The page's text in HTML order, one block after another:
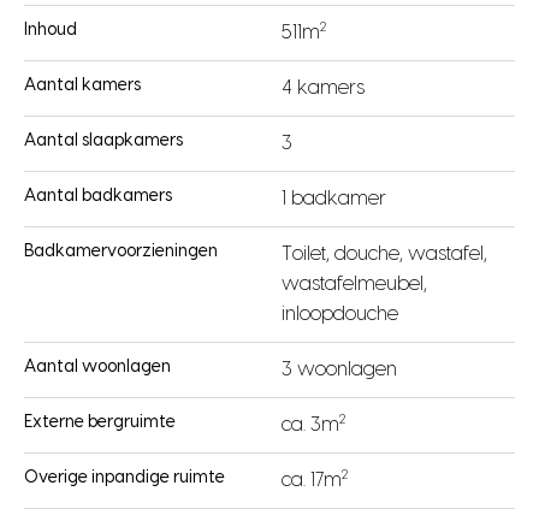
Inhoud 511m2
Aantal kamers 4 kamers
Aantal slaapkamers 3
Aantal badkamers 1 badkamer
Badkamervoorzieningen
Toilet, douche, wastafel,
wastafelmeubel,
inloopdouche
Aantal woonlagen 3 woonlagen
Externe bergruimte ca. 3m2
Overige inpandige ruimte ca. 17m2